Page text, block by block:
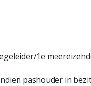
1e
pashouder in